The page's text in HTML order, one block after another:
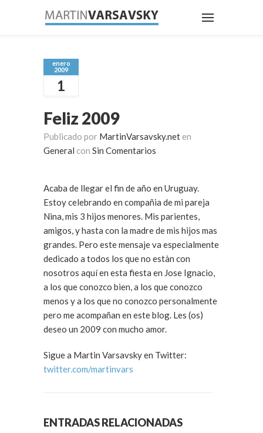
enero
2009
1
Feliz 2009
Publicado por MartinVarsavsky.net en
General con Sin Comentarios
Acaba de llegar el fin de año en Uruguay.
Estoy celebrando en compañia de mi pareja
Nina, mis 3 hijos menores. Mis parientes,
amigos, y hasta con la madre de mis hijos mas
grandes. Pero este mensaje va especialmente
dedicado a todos los que no estàn con
nosotros aquí en esta fiesta en Jose Ignacio,
a los que conozco bien, a los que conozco
menos y a los que no conozco personalmente
pero me acompañan en este blog. Les (os)
deseo un 2009 con mucho amor.
Sigue a Martin Varsavsky en Twitter:
twitter.com/martinvars
ENTRADAS RELACIONADAS